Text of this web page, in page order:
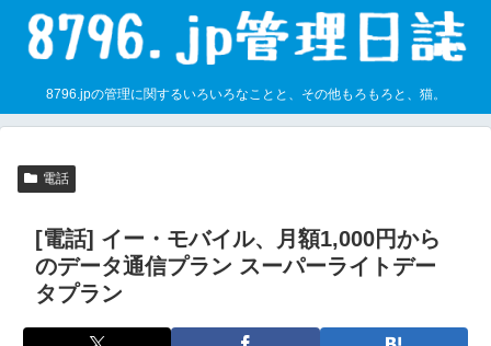
8796.jpの管理に関するいろいろなことと、その他もろもろと、猫。
電話
[電話] イー・モバイル、月額1,000円から
のデータ通信プラン スーパーライトデー
タプラン